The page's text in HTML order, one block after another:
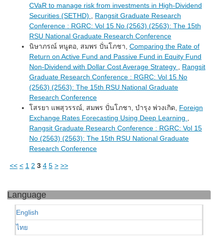
CVaR to manage risk from investments in High-Dividend
Securities (SETHD)
Rangsit Graduate Research
Conference : RGRC: Vol 15 No (2563) (2563): The 15th
RSU National Graduate Research Conference
นิษาภรณ์ หนูตอ, สมพร ปั่นโภชา, Comparing the Rate of
Return on Active Fund and Passive Fund in Equity Fund
Non-Dividend with Dollar Cost Average Strategy
Rangsit
Graduate Research Conference : RGRC: Vol 15 No
(2563) (2563): The 15th RSU National Graduate
Research Conference
โสรยา แพสุวรรณ์, สมพร ปั่นโภชา, บำรุง พ่วงเกิด, Foreign
Exchange Rates Forecasting Using Deep Learning
Rangsit Graduate Research Conference : RGRC: Vol 15
No (2563) (2563): The 15th RSU National Graduate
Research Conference
<< < 1 2 3 4 5 > >>
Language
English
ไทย